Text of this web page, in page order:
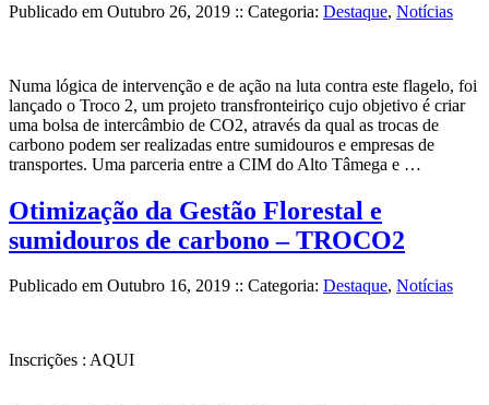
Publicado em Outubro 26, 2019 :: Categoria: Destaque, Notícias
Numa lógica de intervenção e de ação na luta contra este flagelo, foi
lançado o Troco 2, um projeto transfronteiriço cujo objetivo é criar
uma bolsa de intercâmbio de CO2, através da qual as trocas de
carbono podem ser realizadas entre sumidouros e empresas de
transportes. Uma parceria entre a CIM do Alto Tâmega e …
Otimização da Gestão Florestal e
sumidouros de carbono – TROCO2
Publicado em Outubro 16, 2019 :: Categoria: Destaque, Notícias
Inscrições : AQUI